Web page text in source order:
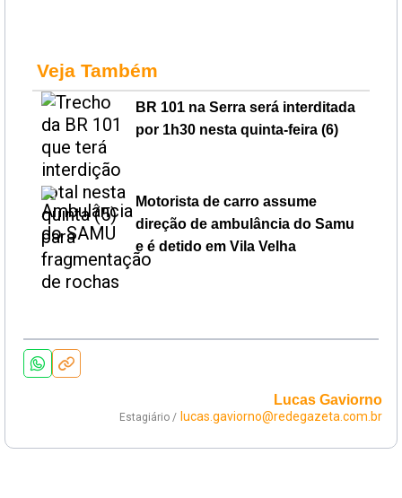
Veja Também
BR 101 na Serra será interditada
por 1h30 nesta quinta-feira (6)
Motorista de carro assume
direção de ambulância do Samu
e é detido em Vila Velha
Lucas Gaviorno
Estagiário / lucas.gaviorno@redegazeta.com.br